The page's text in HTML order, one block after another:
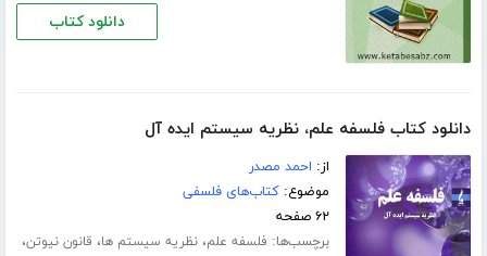
دانلود کتاب
دانلود کتاب فلسفه علم، نظریه سیستم ایده آل
از: احمد مصدر
موضوع:کتاب‌های فلسفی
۶۲ صفحه
برچسب‌ها: فلسفه علم،نظریه سیستم ها، قانون نیوتن،